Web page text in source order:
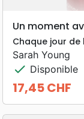
Un moment
Chaque jour de
Sarah Young
check Disponible
Prix
17,45 CHF